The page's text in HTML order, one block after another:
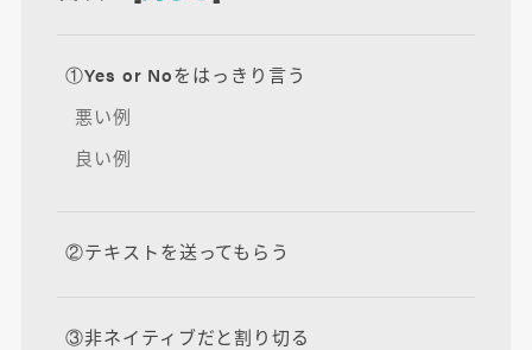
①Yes or Noをはっきり言う
悪い例
良い例
②テキストを送ってもらう
③非ネイティブだと割り切る